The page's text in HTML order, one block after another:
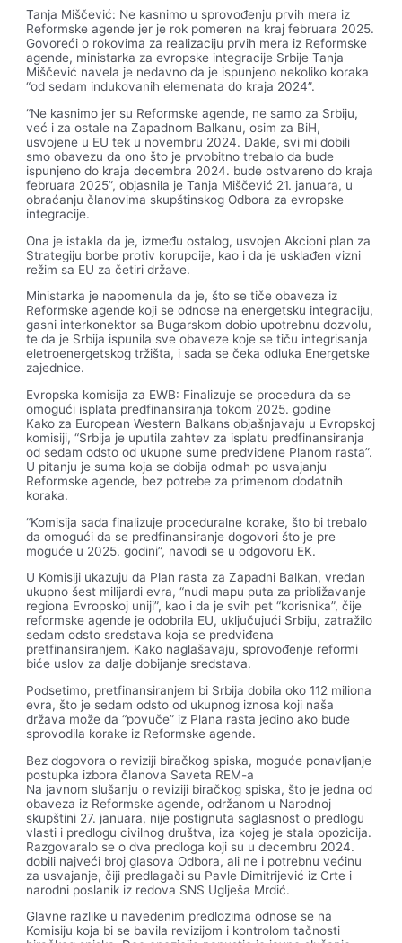
Tanja Miščević: Ne kasnimo u sprovođenju prvih mera iz
Reformske agende jer je rok pomeren na kraj februara 2025.
Govoreći o rokovima za realizaciju prvih mera iz Reformske
agende, ministarka za evropske integracije Srbije Tanja
Miščević navela je nedavno da je ispunjeno nekoliko koraka
“od sedam indukovanih elemenata do kraja 2024”.
“Ne kasnimo jer su Reformske agende, ne samo za Srbiju,
već i za ostale na Zapadnom Balkanu, osim za BiH,
usvojene u EU tek u novembru 2024. Dakle, svi mi dobili
smo obavezu da ono što je prvobitno trebalo da bude
ispunjeno do kraja decembra 2024. bude ostvareno do kraja
februara 2025”, objasnila je Tanja Miščević 21. januara, u
obraćanju članovima skupštinskog Odbora za evropske
integracije.
Ona je istakla da je, između ostalog, usvojen Akcioni plan za
Strategiju borbe protiv korupcije, kao i da je usklađen vizni
režim sa EU za četiri države.
Ministarka je napomenula da je, što se tiče obaveza iz
Reformske agende koji se odnose na energetsku integraciju,
gasni interkonektor sa Bugarskom dobio upotrebnu dozvolu,
te da je Srbija ispunila sve obaveze koje se tiču integrisanja
eletroenergetskog tržišta, i sada se čeka odluka Energetske
zajednice.
Evropska komisija za EWB: Finalizuje se procedura da se
omogući isplata predfinansiranja tokom 2025. godine
Kako za European Western Balkans objašnjavaju u Evropskoj
komisiji, “Srbija je uputila zahtev za isplatu predfinansiranja
od sedam odsto od ukupne sume predviđene Planom rasta”.
U pitanju je suma koja se dobija odmah po usvajanju
Reformske agende, bez potrebe za primenom dodatnih
koraka.
“Komisija sada finalizuje proceduralne korake, što bi trebalo
da omogući da se predfinansiranje dogovori što je pre
moguće u 2025. godini”, navodi se u odgovoru EK.
U Komisiji ukazuju da Plan rasta za Zapadni Balkan, vredan
ukupno šest milijardi evra, “nudi mapu puta za približavanje
regiona Evropskoj uniji”, kao i da je svih pet “korisnika”, čije
reformske agende je odobrila EU, uključujući Srbiju, zatražilo
sedam odsto sredstava koja se predviđena
pretfinansiranjem. Kako naglašavaju, sprovođenje reformi
biće uslov za dalje dobijanje sredstava.
Podsetimo, pretfinansiranjem bi Srbija dobila oko 112 miliona
evra, što je sedam odsto od ukupnog iznosa koji naša
država može da “povuče” iz Plana rasta jedino ako bude
sprovodila korake iz Reformske agende.
Bez dogovora o reviziji biračkog spiska, moguće ponavljanje
postupka izbora članova Saveta REM-a
Na javnom slušanju o reviziji biračkog spiska, što je jedna od
obaveza iz Reformske agende, održanom u Narodnoj
skupštini 27. januara, nije postignuta saglasnost o predlogu
vlasti i predlogu civilnog društva, iza kojeg je stala opozicija.
Razgovaralo se o dva predloga koji su u decembru 2024.
dobili najveći broj glasova Odbora, ali ne i potrebnu većinu
za usvajanje, čiji predlagači su Pavle Dimitrijević iz Crte i
narodni poslanik iz redova SNS Uglješa Mrdić.
Glavne razlike u navedenim predlozima odnose se na
Komisiju koja bi se bavila revizijom i kontrolom tačnosti